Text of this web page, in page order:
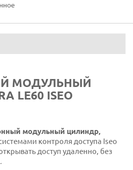
МОДУЛЬНЫЙ
LE60 ISEO
модульный цилиндр,
контроля доступа Iseo
доступ удаленно, без